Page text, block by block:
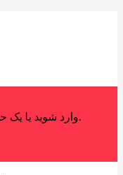
وارد شوید یا یک حساب کاربری جدید ایجاد کنید.